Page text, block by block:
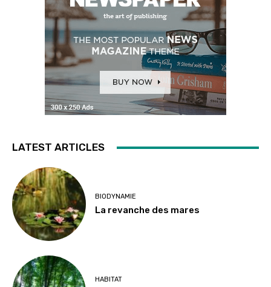
LATEST ARTICLES
BIODYNAMIE
La revanche des mares
HABITAT